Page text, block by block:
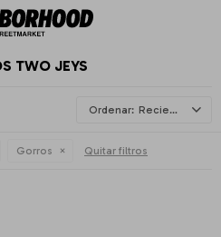
TWO JEYS
Recientes
Gorros Quitar filtros